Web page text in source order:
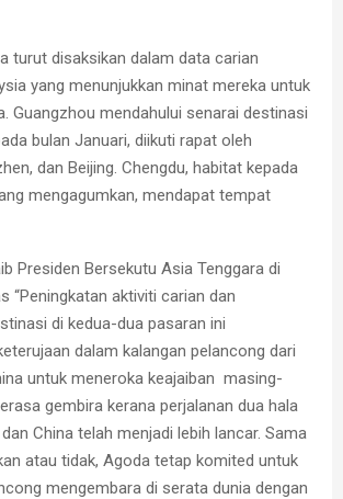
turut disaksikan dalam data carian
yang menunjukkan minat mereka untuk
Guangzhou mendahului senarai destinasi
bulan Januari, diikuti rapat oleh
dan Beijing. Chengdu, habitat kepada
mengagumkan, mendapat tempat
Presiden Bersekutu Asia Tenggara di
“Peningkatan aktiviti carian dan
di kedua-dua pasaran ini
dalam kalangan pelancong dari
untuk meneroka keajaiban masing-
gembira kerana perjalanan dua hala
China telah menjadi lebih lancar. Sama
atau tidak, Agoda tetap komited untuk
mengembara di serata dunia dengan